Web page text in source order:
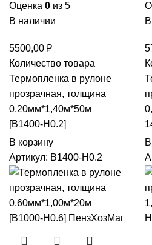
Оценка 0 из 5
В наличии
5500,00 ₽
Количество товара
Термопленка в рулоне
прозрачная, толщина
0,20мм*1,40м*50м
[B1400-H0.2]
В корзину
Артикул: B1400-H0.2